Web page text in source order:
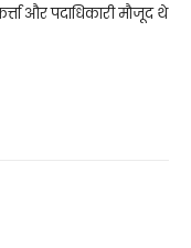
और पदाधिकारी मौजूद थे